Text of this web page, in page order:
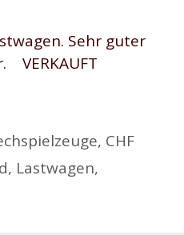
Sehr guter
VERKAUFT
, CHF
, Lastwagen,